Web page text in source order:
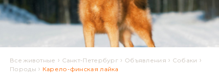
Все животные › Санкт-Петербург › Объявления › Собаки ›
Породы › Карело-финская лайка